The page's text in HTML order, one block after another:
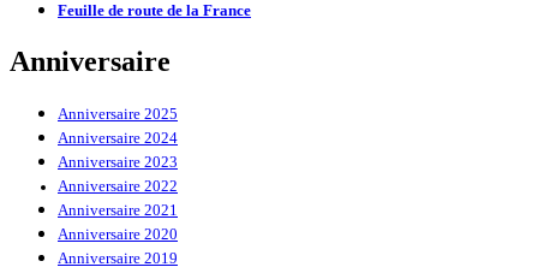
Feuille de route de la France
Anniversaire
Anniversaire 2025
Anniversaire 2024
Anniversaire 2023
Anniversaire 2022
Anniversaire 2021
Anniversaire 2020
Anniversaire 2019